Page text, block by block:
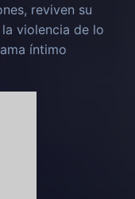
reviven su
violencia de lo
íntimo